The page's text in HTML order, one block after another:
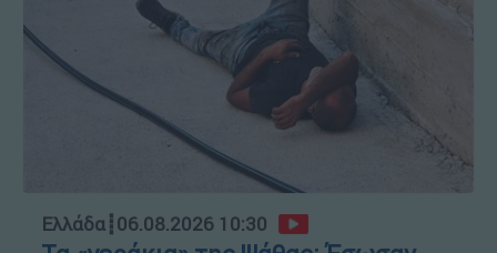
Ελλάδα┋06.08.2026 10:30